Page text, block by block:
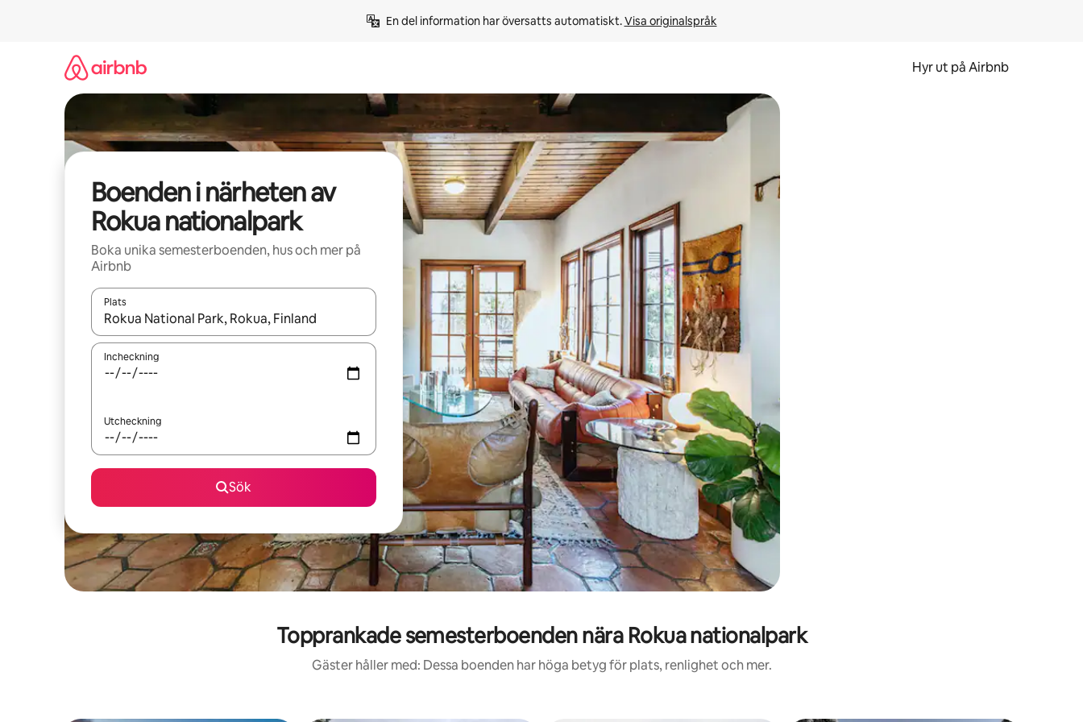
En del information har översatts automatiskt. Visa originalspråk
Hyr ut på Airbnb
Boenden i närheten av
Rokua nationalpark
Boka unika semesterboenden, hus och mer på
Airbnb
Plats
När resultaten är tillgängliga kan du navigera med upp- och nedåtpilarna eller utforska genom att trycka eller svepa.
Incheckning
Utcheckning
Sök
Topprankade semesterboenden nära Rokua nationalpark
Gäster håller med: Dessa boenden har höga betyg för plats, renlighet och mer.